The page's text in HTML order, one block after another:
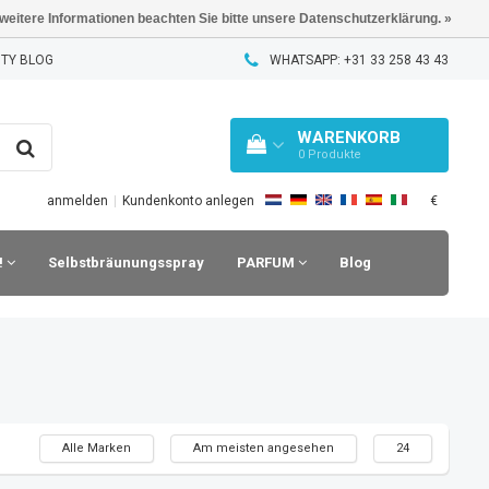
BLOG WHATSAPP: +31 33 258 43 43
WARENKORB
0 Produkte
anmelden Kundenkonto anlegen €
Selbstbräunungsspray PARFUM Blog
Alle Marken Am meisten angesehen 24
Informationen beachten Sie bitte unsere Datenschutzerklärung. »